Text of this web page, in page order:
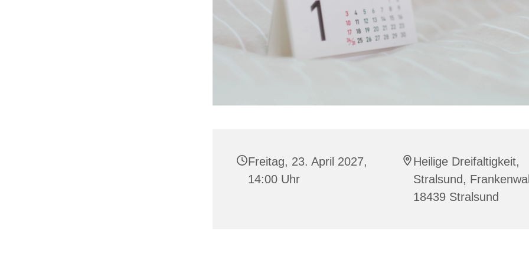
Freitag, 23. April 2027,
14:00 Uhr
Heilige Dreifaltigkeit,
Stralsund,
18439 Stralsund